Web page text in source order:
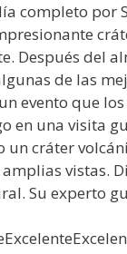
completo por
Después del
de las
evento que
en una visita
cráter
vistas.
Su experto